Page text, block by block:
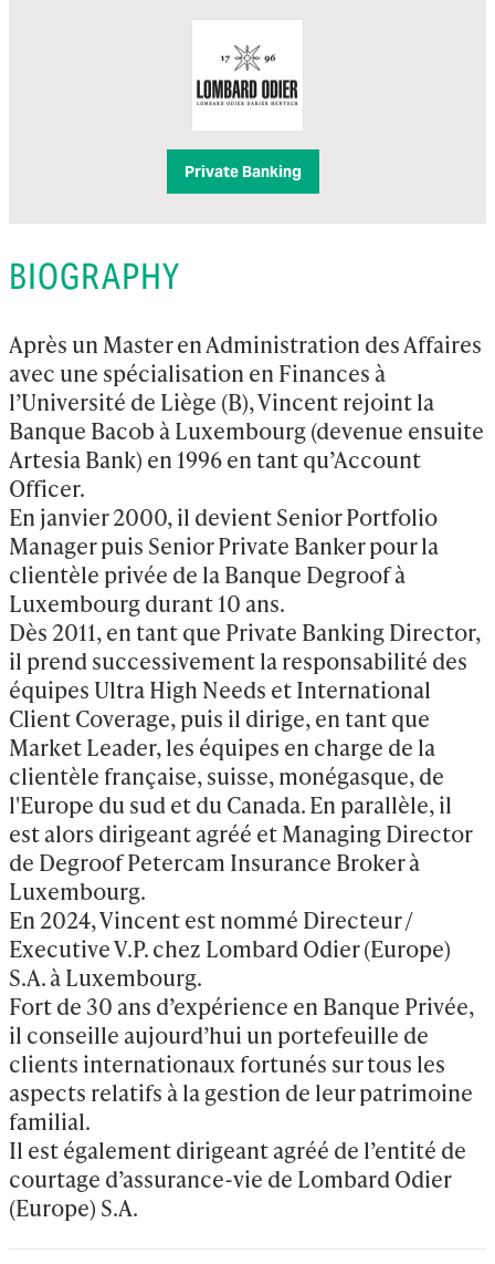
Private Banking
BIOGRAPHY
Après un Master en Administration des Affaires
avec une spécialisation en Finances à
l’Université de Liège (B), Vincent rejoint la
Banque Bacob à Luxembourg (devenue ensuite
Artesia Bank) en 1996 en tant qu’Account
Officer.
En janvier 2000, il devient Senior Portfolio
Manager puis Senior Private Banker pour la
clientèle privée de la Banque Degroof à
Luxembourg durant 10 ans.
Dès 2011, en tant que Private Banking Director,
il prend successivement la responsabilité des
équipes Ultra High Needs et International
Client Coverage, puis il dirige, en tant que
Market Leader, les équipes en charge de la
clientèle française, suisse, monégasque, de
l'Europe du sud et du Canada. En parallèle, il
est alors dirigeant agréé et Managing Director
de Degroof Petercam Insurance Broker à
Luxembourg.
En 2024, Vincent est nommé Directeur /
Executive V.P. chez Lombard Odier (Europe)
S.A. à Luxembourg.
Fort de 30 ans d’expérience en Banque Privée,
il conseille aujourd’hui un portefeuille de
clients internationaux fortunés sur tous les
aspects relatifs à la gestion de leur patrimoine
familial.
Il est également dirigeant agréé de l’entité de
courtage d’assurance-vie de Lombard Odier
(Europe) S.A.